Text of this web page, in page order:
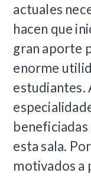
actuales
hacen que
gran aporte
enorme
estudiantes.
esta sala.
motivados a